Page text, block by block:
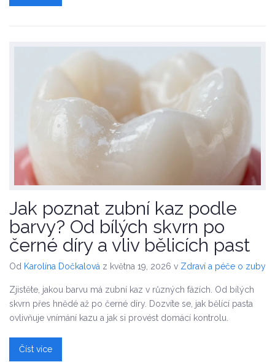
Jak poznat zubní kaz podle
barvy? Od bílých skvrn po
černé díry a vliv bělicích past
Od Karolína Dočkalová z května 19, 2026 v Zdraví a péče o zuby
Zjistěte, jakou barvu má zubní kaz v různých fázích. Od bílých
skvrn přes hnědé až po černé díry. Dozvíte se, jak bělící pasta
ovlivňuje vnímání kazu a jak si provést domácí kontrolu.
Číst více